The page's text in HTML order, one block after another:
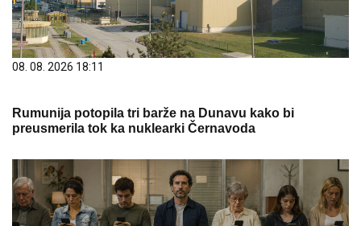
08. 08. 2026 18:11
Rumunija potopila tri barže na Dunavu kako bi
preusmerila tok ka nuklearki Černavoda